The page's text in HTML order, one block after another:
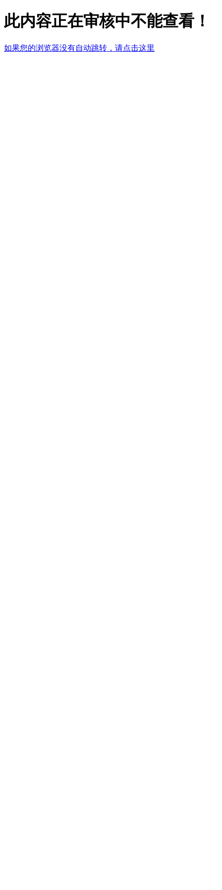
此内容正在审核中不能查看！
如果您的浏览器没有自动跳转，请点击这里